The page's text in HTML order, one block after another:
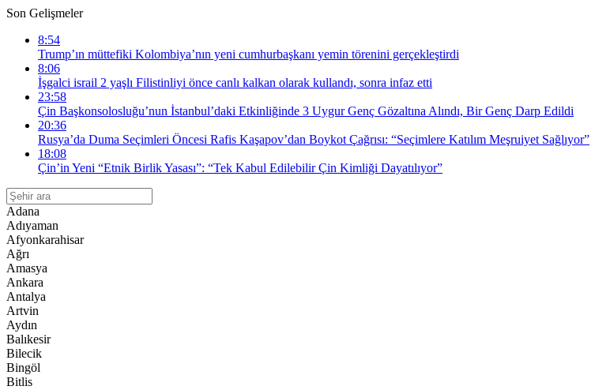
Son Gelişmeler
8:54
Trump’ın müttefiki Kolombiya’nın yeni cumhurbaşkanı yemin törenini gerçekleştirdi
8:06
İşgalci israil 2 yaşlı Filistinliyi önce canlı kalkan olarak kullandı, sonra infaz etti
23:58
Çin Başkonsolosluğu’nun İstanbul’daki Etkinliğinde 3 Uygur Genç Gözaltına Alındı, Bir Genç Darp Edildi
20:36
Rusya’da Duma Seçimleri Öncesi Rafis Kaşapov’dan Boykot Çağrısı: “Seçimlere Katılım Meşruiyet Sağlıyor”
18:08
Çin’in Yeni “Etnik Birlik Yasası”: “Tek Kabul Edilebilir Çin Kimliği Dayatılıyor”
Adana
Adıyaman
Afyonkarahisar
Ağrı
Amasya
Ankara
Antalya
Artvin
Aydın
Balıkesir
Bilecik
Bingöl
Bitlis